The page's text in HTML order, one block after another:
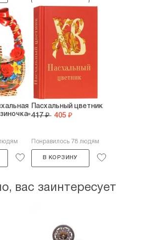
Пасхальный цветник
417 ₽ 405 ₽
Понравилось 78 людям
В КОРЗИНУ
вас заинтересует